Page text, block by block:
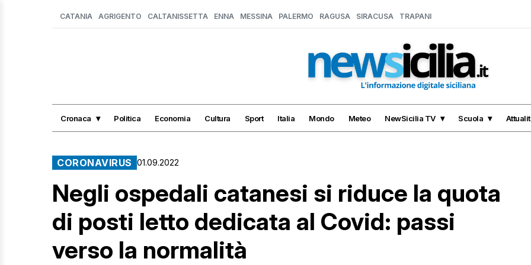
CATANIA AGRIGENTO CALTANISSETTA ENNA MESSINA PALERMO RAGUSA SIRACUSA TRAPANI
Cronaca Politica Economia Cultura Sport Italia Mondo Meteo NewSicilia TV Scuola
CORONAVIRUS 01.09.2022
Negli ospedali catanesi si riduce la quota
di posti letto dedicata al Covid: passi
verso la normalità